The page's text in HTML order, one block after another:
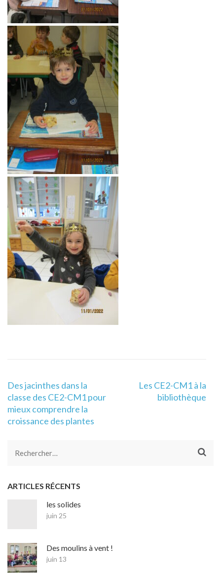
Navigation
de
l’article
Des jacinthes dans la
classe des CE2-CM1 pour
mieux comprendre la
croissance des plantes
Les CE2-CM1 à la
bibliothèque
Rechercher :
ARTICLES RÉCENTS
les solides
juin 25
Des moulins à vent !
juin 13